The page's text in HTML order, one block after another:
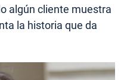
algún cliente muestra
la historia que da